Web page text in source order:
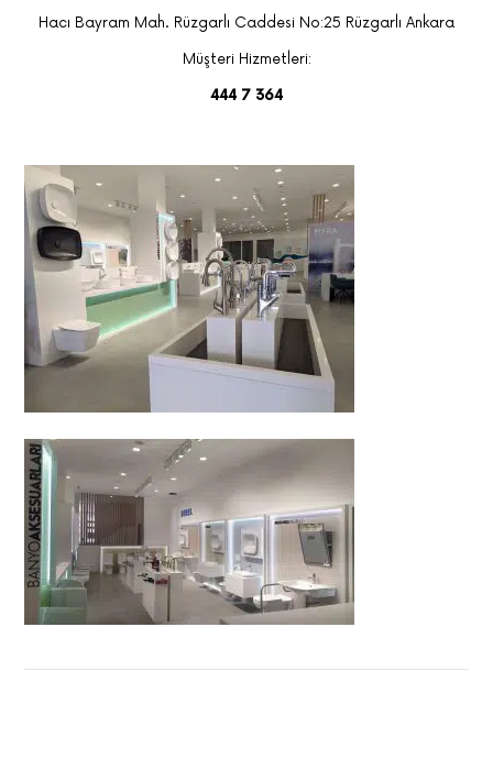
Hacı Bayram Mah. Rüzgarlı Caddesi No:25 Rüzgarlı Ankara
Müşteri Hizmetleri:
444 7 364